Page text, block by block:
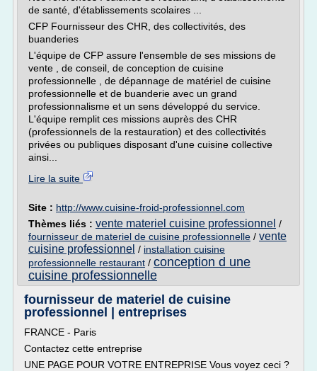
de santé, d'établissements scolaires ...
CFP Fournisseur des CHR, des collectivités, des
buanderies
L'équipe de CFP assure l'ensemble de ses missions de
vente , de conseil, de conception de cuisine
professionnelle , de dépannage de matériel de cuisine
professionnelle et de buanderie avec un grand
professionnalisme et un sens développé du service.
L'équipe remplit ces missions auprès des CHR
(professionnels de la restauration) et des collectivités
privées ou publiques disposant d'une cuisine collective
ainsi...
Lire la suite
Site : http://www.cuisine-froid-professionnel.com
Thèmes liés : vente materiel cuisine professionnel /
fournisseur de materiel de cuisine professionnelle / vente
cuisine professionnel / installation cuisine
professionnelle restaurant / conception d une
cuisine professionnelle
fournisseur de materiel de cuisine
professionnel | entreprises
FRANCE - Paris
Contactez cette entreprise
UNE PAGE POUR VOTRE ENTREPRISE Vous voyez ceci ?